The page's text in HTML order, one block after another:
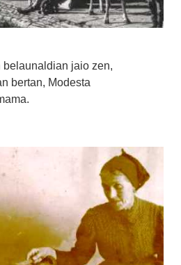
belaunaldian jaio zen,
bertan, Modesta